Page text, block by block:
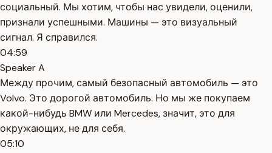
социальный. Мы хотим, чтобы нас увидели, оценили,
признали успешными. Машины — это визуальный
сигнал. Я справился.
04:59
Speaker A
Между прочим, самый безопасный автомобиль — это
Volvo. Это дорогой автомобиль. Но мы же покупаем
какой-нибудь BMW или Mercedes, значит, это для
окружающих, не для себя.
05:10